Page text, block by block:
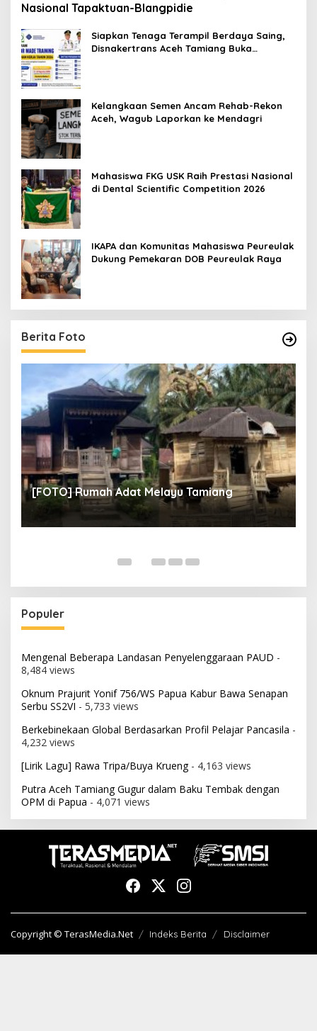
Nasional Tapaktuan-Blangpidie
Siapkan Tenaga Terampil Berdaya Saing,
Disnakertrans Aceh Tamiang Buka
Kelangkaan Semen Ancam Rehab-Rekon
Aceh, Wagub Laporkan ke Mendagri
Mahasiswa FKG USK Raih Prestasi Nasional
di Dental Scientific Competition 2026
IKAPA dan Komunitas Mahasiswa Peureulak
Dukung Pemekaran DOB Peureulak Raya
Berita Foto
[FOTO] Rumah Adat Melayu Tamiang
Populer
Mengenal Beberapa Landasan Penyelenggaraan PAUD -
8,484 views
Oknum Prajurit Yonif 756/WS Papua Kabur Bawa Senapan
Serbu SS2VI - 5,733 views
Berkebinekaan Global Berdasarkan Profil Pelajar Pancasila -
4,232 views
[Lirik Lagu] Rawa Tripa/Buya Krueng- 4,163 views
Putra Aceh Tamiang Gugur dalam Baku Tembak dengan
OPM di Papua - 4,071 views
Copyright © TerasMedia.Net Indeks Berita Disclaimer